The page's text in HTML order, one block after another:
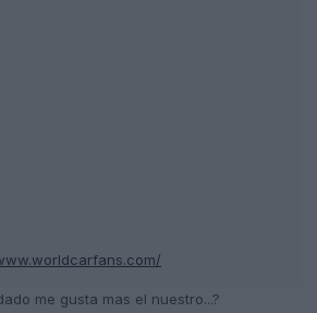
me gusta mas el nuestro...?